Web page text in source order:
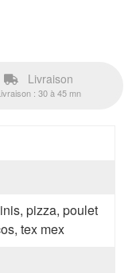
Livraison
: 30 à 45 mn
pizza, poulet
tex mex